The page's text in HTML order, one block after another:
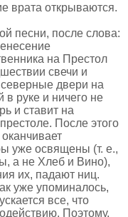
врата открываются.
песни, после слова:
на Престол
свечи и
двери на
руке и ничего не
и ставит на
После этого
уже освящены (т. е.,
а не Хлеб и Вино),
их, падают ниц.
уже упоминалось,
все, что
Поэтому,